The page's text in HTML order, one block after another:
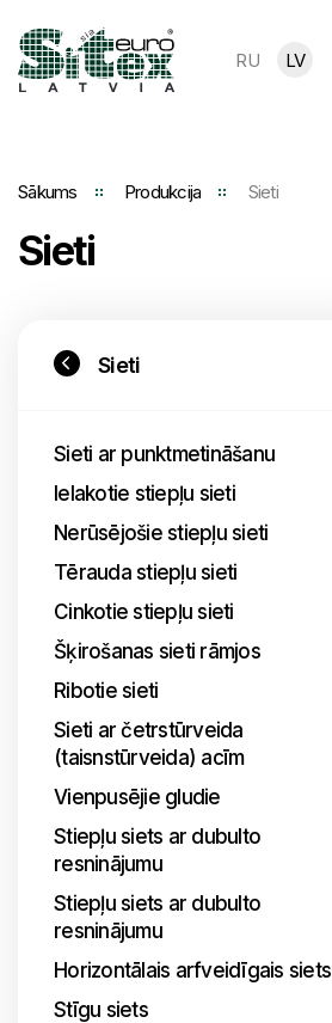
RU LV
Sākums Produkcija Sieti
Sieti
Sieti
Sieti ar punktmetināšanu
Ielakotie stiepļu sieti
Nerūsējošie stiepļu sieti
Tērauda stiepļu sieti
Cinkotie stiepļu sieti
Šķirošanas sieti rāmjos
Ribotie sieti
Sieti ar četrstūrveida
(taisnstūrveida) acīm
Vienpusējie gludie
Stiepļu siets ar dubulto
resninājumu
Stiepļu siets ar dubulto
resninājumu
Horizontālais arfveidīgais siets
Stīgu siets